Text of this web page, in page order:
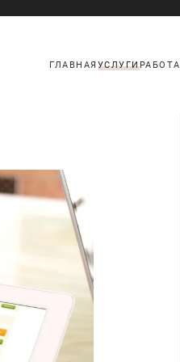
ГЛАВНАЯ УСЛУГИРАБОТА